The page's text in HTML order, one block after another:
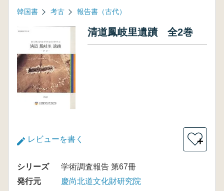
韓国書 考古 報告書（古代）
清道鳳岐里遺蹟 全2巻
レビューを書く ＋
シリーズ
学術調査報告 第67冊
発行元
慶尚北道文化財研究院